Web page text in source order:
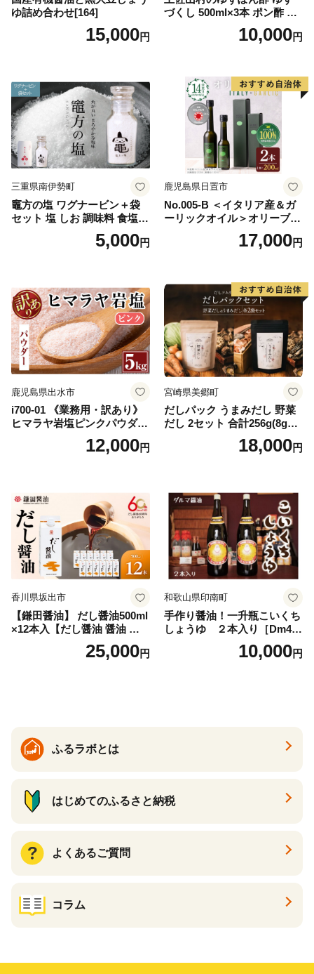
ゆ詰め合わせ[164]
15,000円
づくし 500ml×3本 ポン酢 ポ
ンズ ゆず 柚子 調味料 さっぱ
り 美味しい おいしい 鍋 しゃ
10,000円
三重県南伊勢町
竈方の塩 ワグナービン＋袋
セット 塩 しお 調味料 食塩
天然 ミネラル 調味料 ソルト
salt 料理 味付 おにぎり 三重
5,000円
鹿児島県日置市
No.005-B ＜イタリア産＆ガ
ーリックオイル＞オリーブオ
イルセット(200ml×2本) 日置
市 特産品 調味料 油 エキスト
ブ】
17,000円
鹿児島県出水市
i700-01 《業務用・訳あり》
ヒマラヤ岩塩ピンクパウダー
タイプ(5kg) 岩塩 塩 調味料
しお 保存料不使用 天然 パウ
ティースマイル】
12,000円
宮崎県美郷町
だしパック うまみだし 野菜
だし 2セット 合計256g(8g×8
パック×2種×2セット) [岡田商
店 宮崎県 美郷町 31ac0069]
18,000円
香川県坂出市
【鎌田醤油】 だし醤油500ml
×12本入【だし醤油 醤油 人気
おすすめ 人気だし醤油 出汁
25,000円
和歌山県印南町
手作り醤油！一升瓶こいくち
しょうゆ ２本入り［Dm4］
｜手作り 醤油 和歌山県 印南
町 一升瓶 こいくちしょうゆ
10,000円
ふるラボとは
はじめてのふるさと納税
よくあるご質問
コラム